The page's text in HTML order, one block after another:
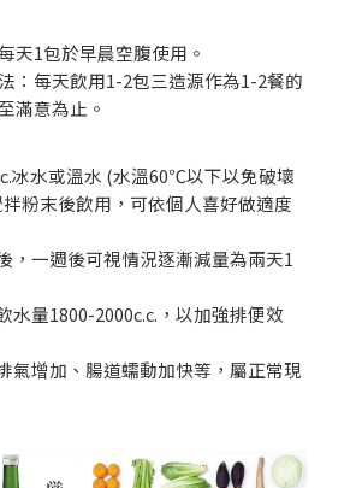
天1包於早晨空腹使用。
：每天飲用1-2包三造源作為1-2餐的
滿意為止。
冰水或溫水 (水溫60℃以下以免破壞
粉末後飲用，可依個人喜好做適度
，一週後可視情況逐漸減量為兩天1
水量1800-2000c.c.，以加強排便效
氣增加、腸道蠕動加快等，屬正常現